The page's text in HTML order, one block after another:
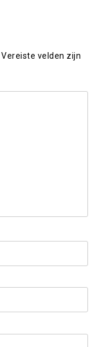
Vereiste velden zijn